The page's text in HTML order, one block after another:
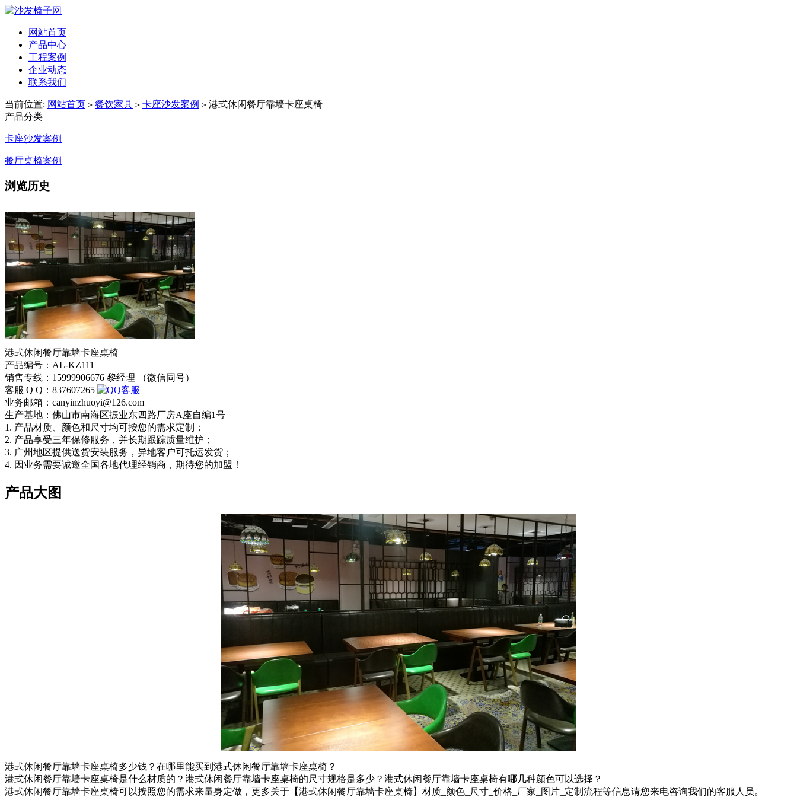
网站首页
产品中心
工程案例
企业动态
联系我们
当前位置: 网站首页 > 餐饮家具 > 卡座沙发案例 > 港式休闲餐厅靠墙卡座桌椅
产品分类
卡座沙发案例
餐厅桌椅案例
浏览历史
港式休闲餐厅靠墙卡座桌椅
产品编号：AL-KZ111
销售专线：15999906676 黎经理 （微信同号）
客服 Q Q：837607265
业务邮箱：canyinzhuoyi@126.com
生产基地：佛山市南海区振业东四路厂房A座自编1号
1. 产品材质、颜色和尺寸均可按您的需求定制；
2. 产品享受三年保修服务，并长期跟踪质量维护；
3. 广州地区提供送货安装服务，异地客户可托运发货；
4. 因业务需要诚邀全国各地代理经销商，期待您的加盟！
产品大图
港式休闲餐厅靠墙卡座桌椅多少钱？在哪里能买到港式休闲餐厅靠墙卡座桌椅？
港式休闲餐厅靠墙卡座桌椅是什么材质的？港式休闲餐厅靠墙卡座桌椅的尺寸规格是多少？港式休闲餐厅靠墙卡座桌椅有哪几种颜色可以选择？
港式休闲餐厅靠墙卡座桌椅可以按照您的需求来量身定做，更多关于【港式休闲餐厅靠墙卡座桌椅】材质_颜色_尺寸_价格_厂家_图片_定制流程等信息请您来电咨询我们的客服人员。